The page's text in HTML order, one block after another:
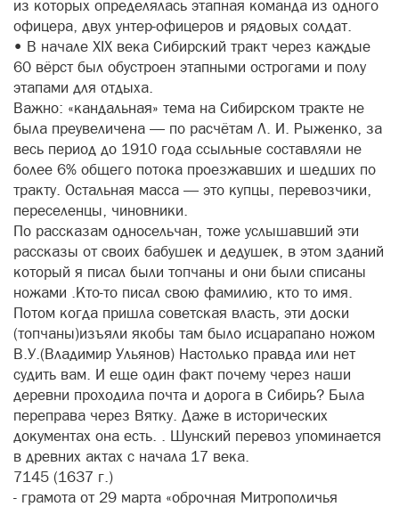
из которых определялась этапная команда из одного
офицера, двух унтер-офицеров и рядовых солдат.
• В начале XIX века Сибирский тракт через каждые
60 вёрст был обустроен этапными острогами и полу
этапами для отдыха.
Важно: «кандальная» тема на Сибирском тракте не
была преувеличена — по расчётам Л. И. Рыженко, за
весь период до 1910 года ссыльные составляли не
более 6% общего потока проезжавших и шедших по
тракту. Остальная масса — это купцы, перевозчики,
переселенцы, чиновники.
По рассказам односельчан, тоже услышавший эти
рассказы от своих бабушек и дедушек, в этом зданий
который я писал были топчаны и они были списаны
ножами .Кто-то писал свою фамилию, кто то имя.
Потом когда пришла советская власть, эти доски
(топчаны)изъяли якобы там было исцарапано ножом
В.У.(Владимир Ульянов) Настолько правда или нет
судить вам. И еще один факт почему через наши
деревни проходила почта и дорога в Сибирь? Была
переправа через Вятку. Даже в исторических
документах она есть. . Шунский перевоз упоминается
в древних актах с начала 17 века.
7145 (1637 г.)
- грамота от 29 марта «оброчная Митрополичья